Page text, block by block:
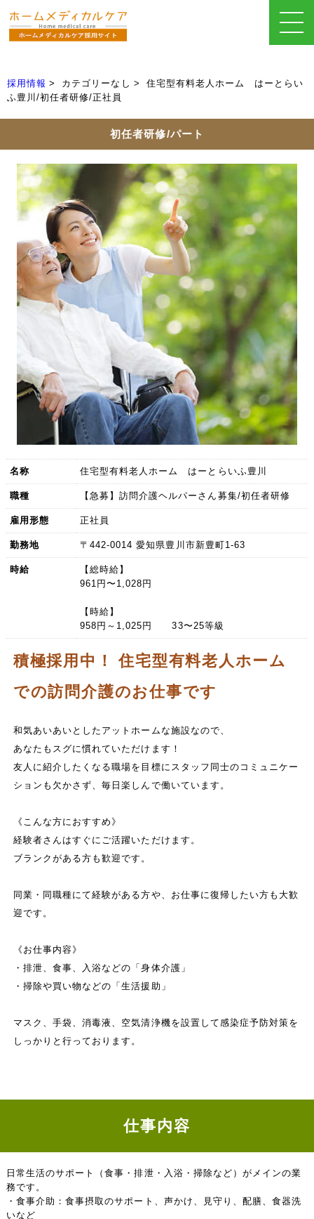
採用情報 カテゴリーなし
住宅型有料老人ホーム はーとらい
ふ豊川/初任者研修/正社員
初任者研修/パート
名称 住宅型有料老人ホーム はーとらいふ豊川
職種 【急募】訪問介護ヘルパーさん募集/初任者研修
雇用形態 正社員
勤務地 〒442-0014 愛知県豊川市新豊町1-63
時給
【総時給】
961円〜1,028円
【時給】
958円～1,025円 33〜25等級
積極採用中！ 住宅型有料老人ホーム
での訪問介護のお仕事です
和気あいあいとしたアットホームな施設なので、
あなたもスグに慣れていただけます！
友人に紹介したくなる職場を目標にスタッフ同士のコミュニケー
ションも欠かさず、毎日楽しんで働いています。
《こんな方におすすめ》
経験者さんはすぐにご活躍いただけます。
ブランクがある方も歓迎です。
同業・同職種にて経験がある方や、お仕事に復帰したい方も大歓
迎です。
《お仕事内容》
・排泄、食事、入浴などの「身体介護」
・掃除や買い物などの「生活援助」
マスク、手袋、消毒液、空気清浄機を設置して感染症予防対策を
しっかりと行っております。
仕事内容
日常生活のサポート（食事・排泄・入浴・掃除など）がメインの業
務です。
・食事介助：食事摂取のサポート、声かけ、見守り、配膳、食器洗
いなど